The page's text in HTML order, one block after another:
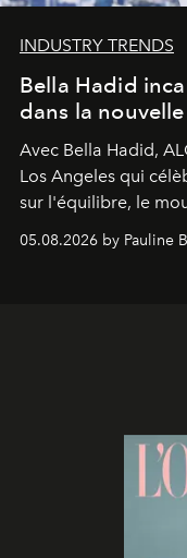
INDUSTRY TRENDS
Bella Hadid
dans la
Avec Bella Hadid,
Los Angeles qui
sur l'équilibre, le
05.08.2026 by Pauline